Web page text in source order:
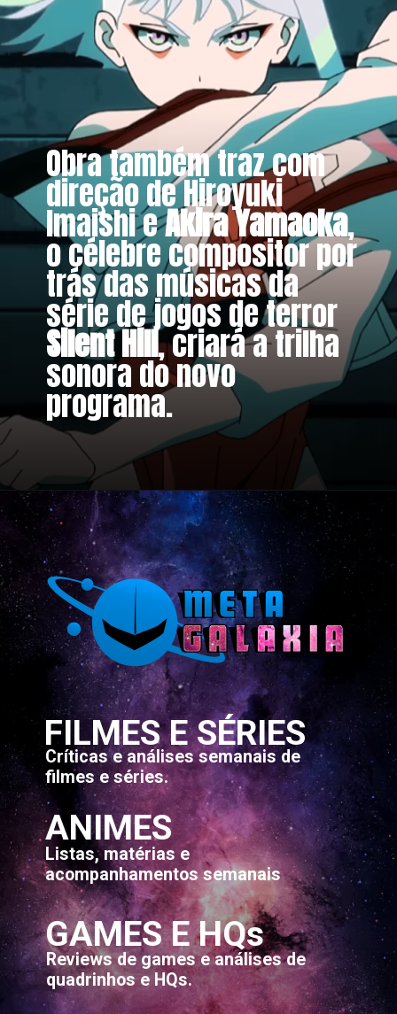
Obra também traz com
direção de Hiroyuki
Imaishi eAkira Yamaoka,
o célebre compositor por
trás das músicas da
série de jogos de terror
Silent Hill, criará a trilha
sonora do novo
programa.
FILMES E SÉRIES
Críticas e análises semanais de
filmes e séries.
ANIMES
Listas, matérias e
acompanhamentos semanais
GAMES E HQs
Reviews de games e análises de
quadrinhos e HQs.